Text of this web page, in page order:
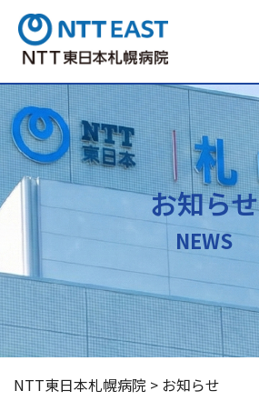
当院について
ご来院される方へ
診療科・部門
医療・介護関係の方
採用情報
お知らせ
NEWS
NTT東日本札幌病院 > お知らせ